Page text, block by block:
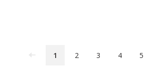
1 2 3 4 5